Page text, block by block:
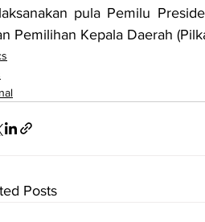
pula Pemilu
Pemilihan Kepala Daerah
Posts